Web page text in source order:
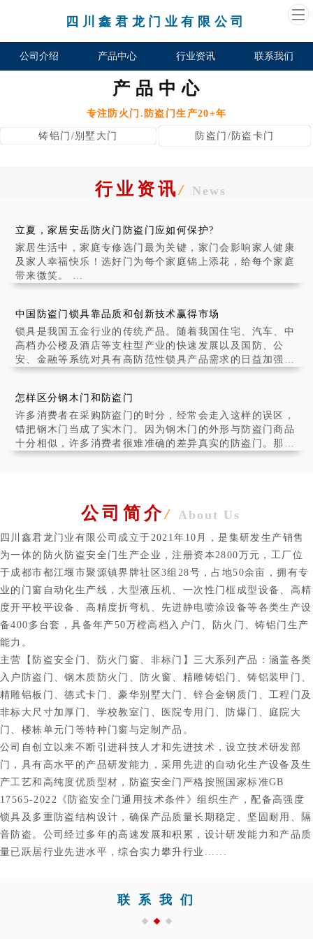
四川鑫君龙门业有限公司
公司介绍 产品中心 行业资讯 联系我们
产品中心
专注防火门.防盗门生产20+年
铸铝门/别墅大门 防盗门/防盗卡门
行业资讯/ News
立夏，家居安岳防火门防盗门应如何保护?
家居生活中，家庭专修选门最为关键，家门会影响家人健康
及家人幸福快乐！选好门为每个家庭锦上添花，给每个家庭
带来微笑。
通过了解防火门在建筑中
中国防盗门锁具靠品质和创新技术赢得市场
锁具是我国五金行业的传统产品。随着我国住宅、汽车、中
高档办公楼及酒店等支柱型产业的快速发展以及国防、公
安、金融等系统对具有高防范性锁具产品需求的日益加强，
锁具产业在我国呈现出快速发展之势。全行业产品质
怎样区分钢木门和防盗门
许多消费者在采购防盗门的时分，经常会走入这样的误区，
错把钢木门当成了实木门。因为钢木门的外形与防盗门商品
十分相似，许多消费者很难准确的差异真实的防盗门。那
么，消费者们该怎么准确的分辩防盗门和钢木门呢?
公司简介/ About Us
四川鑫君龙门业有限公司成立于2021年10月，是集研发生产销售
为一体的防火防盗安全门生产企业，注册资本2800万元，工厂位
于成都市都江堰市聚源镇界牌社区3组28号，占地50余亩，拥有专
业的门窗自动化生产线，大型液压机、一次性门框成型设备、高精
度开平校平设备、高精度折弯机、先进静电喷涂设备等各类生产设
备400多台套，具备年产50万樘高档入户门、防火门、铸铝门生产
能力。
主营【防盗安全门、防火门窗、非标门】三大系列产品：涵盖各类
入户防盗门、钢木质防火门、防火窗、精雕铸铝门、铸铝装甲门、
精雕铝板门、德式卡门、豪华别墅大门、锌合金钢质门、工程门及
非标大尺寸加厚门、学校教室门、医院专用门、防爆门、庭院大
门、楼栋单元门等特种门窗与定制产品。
公司自创立以来不断引进科技人才和先进技术，设立技术研发部
门，具有高水平的产品研发能力，采用先进的自动化生产设备及生
产工艺和高纯度优质型材，防盗安全门严格按照国家标准GB
17565-2022《防盗安全门通用技术条件》组织生产，配备高强度
锁具及多重防盗结构设计，确保产品质量长期稳定、坚固耐用、隔
音防盗。公司经过多年的高速发展和积累，设计研发能力和产品质
量已跃居行业先进水平，综合实力攀升行业......
联系我们